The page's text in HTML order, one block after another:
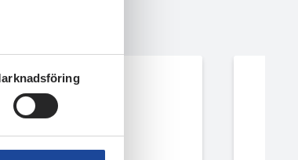
. Du kan ändra
för